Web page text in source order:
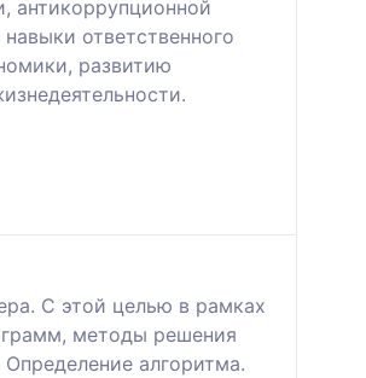
антикоррупционной
ответственного
развитию
С этой целью в рамках
методы решения
алгоритма.